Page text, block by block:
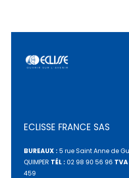
ECLISSE FRANCE SAS
BUREAUX : 5 rue Saint Anne de
QUIMPER TÉL : 02 98 90 56 96 TVA
459